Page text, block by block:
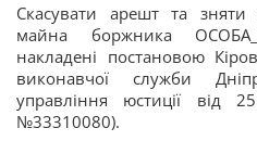
Скасувати арешт та
майна боржника
накладені постановою
виконавчої служби
управління юстиції від
№33310080).